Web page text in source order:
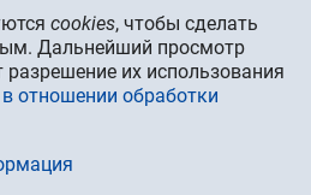
проспект Ленина, 76
99-00
брендинга и стратегических
support@susu.ru
cookies, чтобы сделать
Дальнейший просмотр
разрешение их использования
отношении обработки